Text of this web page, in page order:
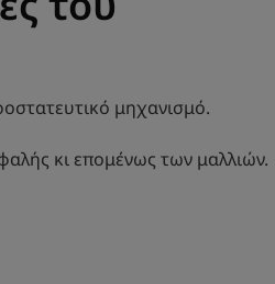
μηχανισμό.
κι επομένως των μαλλιών.